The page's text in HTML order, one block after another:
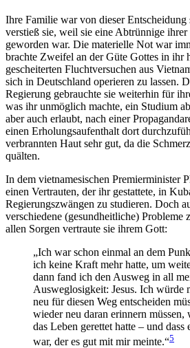
Ihre Familie war von dieser Entscheidung
verstieß sie, weil sie eine Abtrünnige
geworden war. Die materielle Not war
brachte Zweifel an der Güte Gottes in ihr
gescheiterten Fluchtversuchen aus
sich in Deutschland operieren zu lassen.
Regierung gebrauchte sie weiterhin für
was ihr unmöglich machte, ein Studium
aber auch erlaubt, nach einer
einen Erholungsaufenthalt dort
verbrannten Haut sehr gut, da die
quälten.
In dem vietnamesischen Premierminister
einen Vertrauten, der ihr gestattete, in
Regierungszwängen zu studieren. Doch
verschiedene (gesundheitliche) Probleme
allen Sorgen vertraute sie ihrem Gott:
„Ich war schon einmal an dem
ich keine Kraft mehr hatte, um
dann fand ich den Ausweg in all
Ausweglosigkeit: Jesus. Ich würde
neu für diesen Weg entscheiden
wieder neu daran erinnern müssen,
das Leben gerettet hatte – und dass
war, der es gut mit mir meinte.“5